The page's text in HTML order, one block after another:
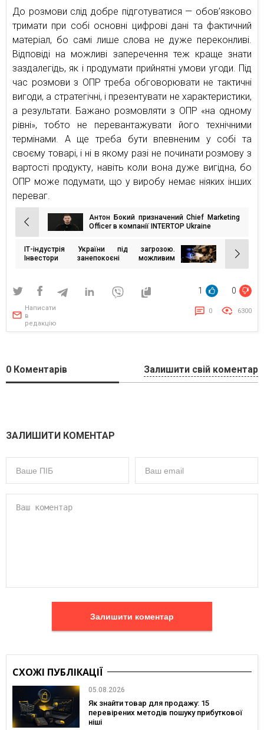
До розмови слід добре підготуватися — обов’язково
тримати при собі основні цифрові дані та фактичний
матеріал, бо самі лише слова не дуже переконливі.
Відповіді на можливі заперечення теж краще знати
заздалегідь, як і продумати прийнятні умови угоди. Під
час розмови з ОПР треба обговорювати не тактичні
вигоди, а стратегічні, і презентувати не характеристики,
а результати. Бажано розмовляти з ОПР «на одному
рівні», тобто не перевантажувати його технічними
термінами. А ще треба бути впевненим у собі та
своєму товарі, і ні в якому разі не починати розмову з
вартості продукту, навіть коли вона дуже вигідна, бо
ОПР може подумати, що у виробу немає ніяких інших
переваг.
Навігація
записів
Антон Бокий призначений Chief Marketing
Officer в компанії INTERTOP Ukraine
ІТ-індустрія України під загрозою.
Інвестори занепокоєні можливим
1 0
Написати
в
редакцію
0 6300
0 Коментарів Залишити свій коментар
ЗАЛИШИТИ КОМЕНТАР
Залишити коментар
СХОЖІ ПУБЛІКАЦІЇ
05.08.2026
Як знайти товар для продажу: 15
перевірених методів пошуку прибуткової
ніші